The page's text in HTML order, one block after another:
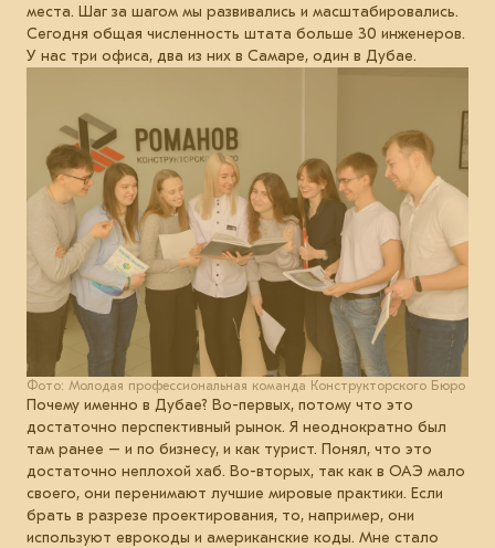
места. Шаг за шагом мы развивались и масштабировались.
Сегодня общая численность штата больше 30 инженеров.
У нас три офиса, два из них в Самаре, один в Дубае.
Фото: Молодая профессиональная команда Конструкторского Бюро
Почему именно в Дубае? Во-первых, потому что это
достаточно перспективный рынок. Я неоднократно был
там ранее – и по бизнесу, и как турист. Понял, что это
достаточно неплохой хаб. Во-вторых, так как в ОАЭ мало
своего, они перенимают лучшие мировые практики. Если
брать в разрезе проектирования, то, например, они
используют еврокоды и американские коды. Мне стало